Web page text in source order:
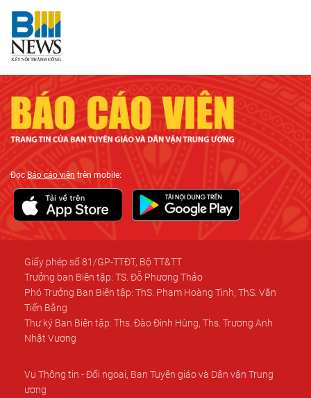
ĐọcBáo cáo viên trên mobile:
Giấy phép số 81/GP-TTĐT, Bộ TT&TT
Trưởng ban Biên tập: TS. Đỗ Phương Thảo
Phó Trưởng Ban Biên tập: ThS. Phạm Hoàng Tinh, ThS. Văn
Tiến Bằng
Thư ký Ban Biên tập: Ths. Đào Đình Hùng, Ths. Trương Anh
Nhật Vương
Vụ Thông tin - Đối ngoại, Ban Tuyên giáo và Dân vận Trung
ương